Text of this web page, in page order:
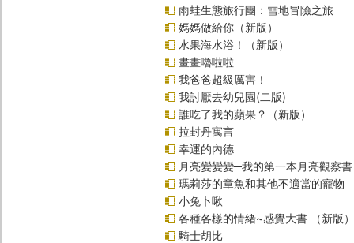
雨蛙生態旅行團：雪地冒險之旅
媽媽做給你（新版）
水果海水浴！（新版）
畫畫嚕啦啦
我爸爸超級厲害！
我討厭去幼兒園(二版)
誰吃了我的蘋果？（新版）
拉封丹寓言
幸運的內德
月亮變變變─我的第一本月亮觀察書
瑪莉莎的章魚和其他不適當的寵物
小兔卜啾
各種各樣的情緒~感覺大書 （新版）
騎士胡比